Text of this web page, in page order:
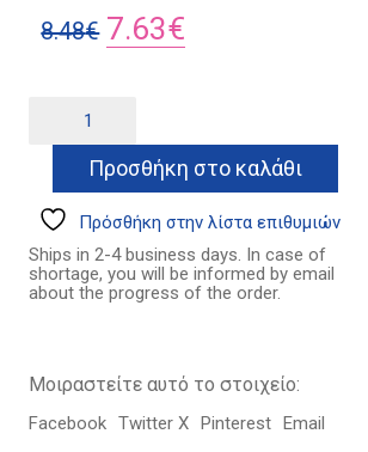
8.48€ Original
8.48€.
7.63€
είναι:
7.63€.
ποσότητα
Προσθήκη στο καλάθι
Πρόσθήκη στην λίστα επιθυμιών
Ships in 2-4 business days. In case of
shortage, you will be informed by email
about the progress of the order.
Μοιραστείτε αυτό το στοιχείο:
Facebook Twitter X Pinterest Email